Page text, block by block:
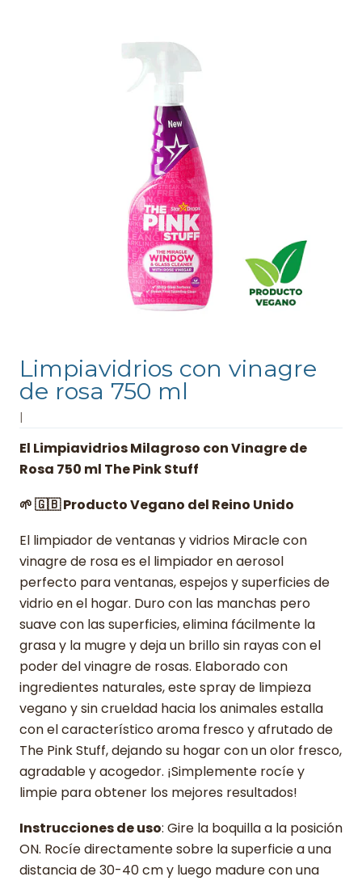
Limpiavidrios con vinagre
de rosa 750 ml
|
El Limpiavidrios Milagroso con Vinagre de
Rosa 750 ml The Pink Stuff
🌱 🇬🇧 Producto Vegano del Reino Unido
El limpiador de ventanas y vidrios Miracle con
vinagre de rosa es el limpiador en aerosol
perfecto para ventanas, espejos y superficies de
vidrio en el hogar. Duro con las manchas pero
suave con las superficies, elimina fácilmente la
grasa y la mugre y deja un brillo sin rayas con el
poder del vinagre de rosas. Elaborado con
ingredientes naturales, este spray de limpieza
vegano y sin crueldad hacia los animales estalla
con el característico aroma fresco y afrutado de
The Pink Stuff, dejando su hogar con un olor fresco,
agradable y acogedor. ¡Simplemente rocíe y
limpie para obtener los mejores resultados!
Instrucciones de uso: Gire la boquilla a la posición
ON. Rocíe directamente sobre la superficie a una
distancia de 30-40 cm y luego madure con una